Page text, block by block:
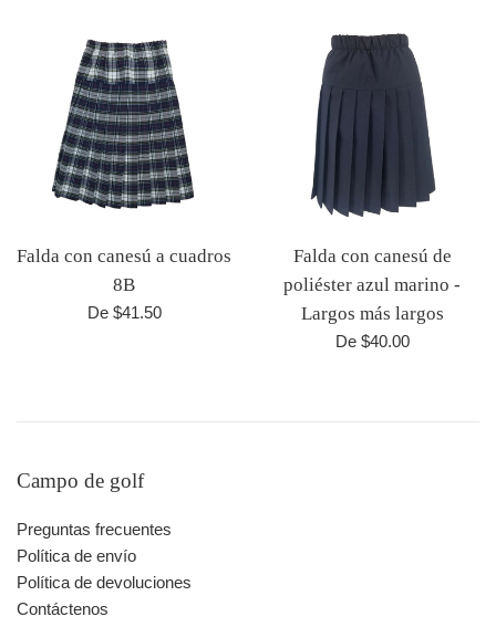
Falda con canesú a cuadros
8B
De $41.50
Falda con canesú de
poliéster azul marino -
Largos más largos
De $40.00
Campo de golf
Preguntas frecuentes
Política de envío
Política de devoluciones
Contáctenos